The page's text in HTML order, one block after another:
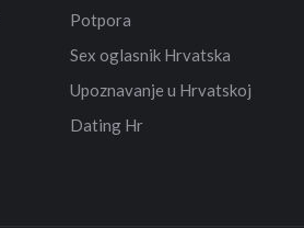
Potpora
Sex oglasnik Hrvatska
Upoznavanje u Hrvatskoj
Dating Hr